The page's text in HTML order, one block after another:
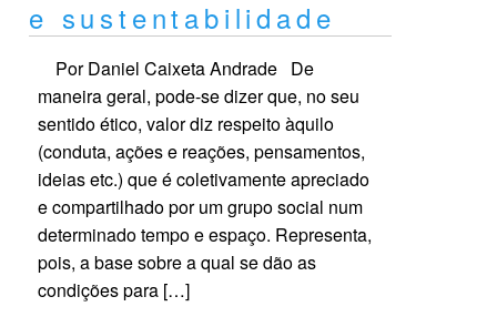
e sustentabilidade
Por Daniel Caixeta Andrade De
maneira geral, pode-se dizer que, no seu
sentido ético, valor diz respeito àquilo
(conduta, ações e reações, pensamentos,
ideias etc.) que é coletivamente apreciado
e compartilhado por um grupo social num
determinado tempo e espaço. Representa,
pois, a base sobre a qual se dão as
condições para […]